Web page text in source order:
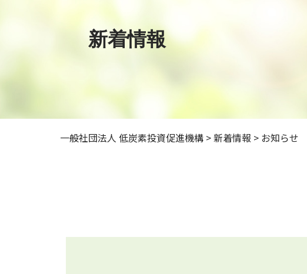
新着情報
一般社団法人 低炭素投資促進機構 >新着情報 > お知らせ